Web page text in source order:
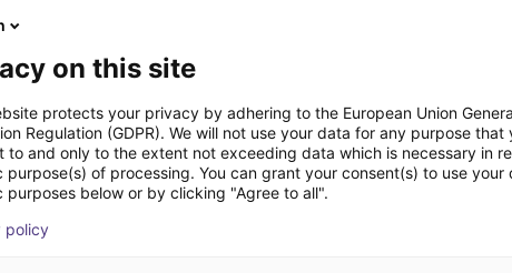
vidéo gratuit
on this site
protects your privacy by adhering to the European Union
Regulation (GDPR). We will not use your data for any purpose that
to and only to the extent not exceeding data which is necessary in
purpose(s) of processing. You can grant your consent(s) to use your
purposes below or by clicking "Agree to all".
policy